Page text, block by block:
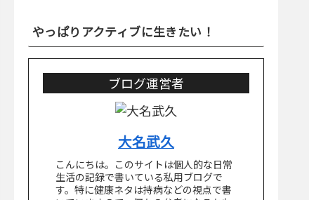
やっぱりアクティブに生きたい！
ブログ運営者
大名武久
こんにちは。このサイトは個人的な日常
生活の記録で書いている私用ブログで
す。特に健康ネタは持病などの視点で書